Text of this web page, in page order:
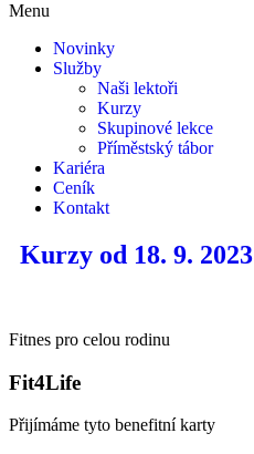
Menu
Novinky
Služby
Naši lektoři
Kurzy
Skupinové lekce
Příměstský tábor
Kariéra
Ceník
Kontakt
Kurzy od 18. 9. 2023
Fitnes pro celou rodinu
Fit4Life
Přijímáme tyto benefitní karty